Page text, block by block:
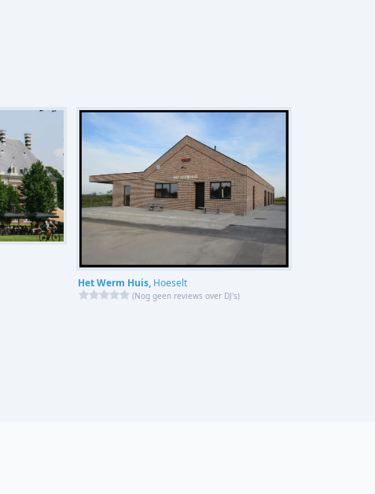
Het Werm Huis, Hoeselt
(Nog geen reviews over DJ's)